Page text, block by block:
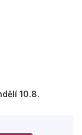
10.8.